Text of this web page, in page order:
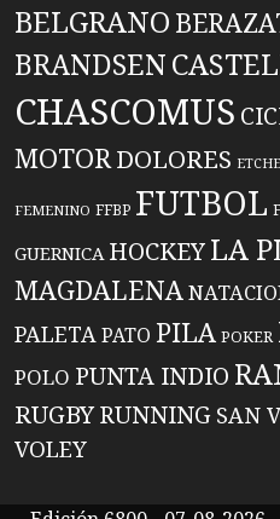
BELGRANO
BRANDSEN
CHASCOMUS
MOTORDOLORES
FEMENINO FFBP FUTBOL
GUERNICA HOCKEYLA
MAGDALENA
PALETA PATO PILA POKER
POLO PUNTA INDIO
RUGBYRUNNING SAN
VOLEY